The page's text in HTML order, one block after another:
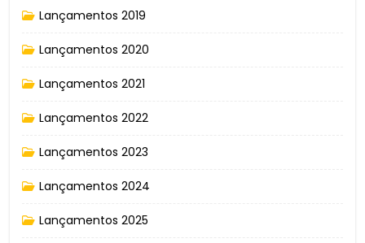
Lançamentos 2019
Lançamentos 2020
Lançamentos 2021
Lançamentos 2022
Lançamentos 2023
Lançamentos 2024
Lançamentos 2025